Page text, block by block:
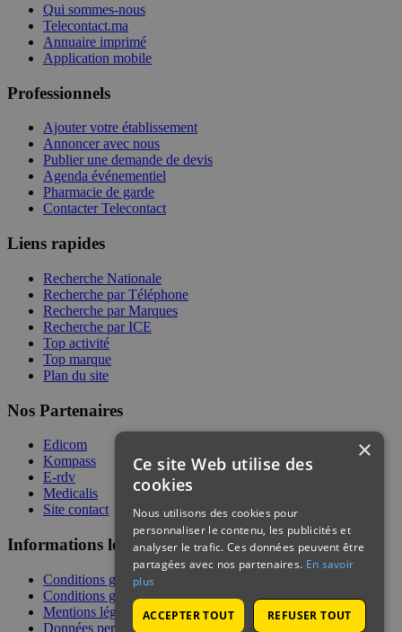
Qui sommes-nous
Telecontact.ma
Annuaire imprimé
Application mobile
Professionnels
Ajouter votre établissement
Annoncer avec nous
Publier une demande de devis
Agenda événementiel
Pharmacie de garde
Contacter Telecontact
Liens rapides
Recherche Nationale
Recherche par Téléphone
Recherche par Marques
Recherche par ICE
Top activité
Top marque
Plan du site
Nos Partenaires
Edicom
Kompass
E-rdv
Medicalis
Site contact
Informations légales
Conditions générales de services
Conditions générales de vente
Mentions légales
Données personnelles
×
Ce site Web utilise des
cookies
Nous utilisons des cookies pour
personnaliser le contenu, les publicités et
analyser le trafic. Ces données peuvent être
partagées avec nos partenaires. En savoir
plus
ACCEPTER TOUT REFUSER TOUT